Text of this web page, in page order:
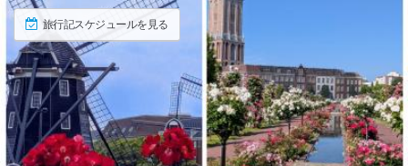
旅行記スケジュールを見る